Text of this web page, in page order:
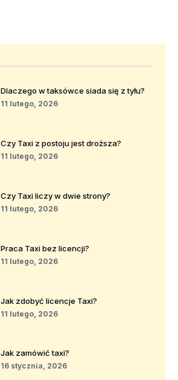
Dlaczego w taksówce siada się z tyłu?
11 lutego, 2026
Czy Taxi z postoju jest droższa?
11 lutego, 2026
Czy Taxi liczy w dwie strony?
11 lutego, 2026
Praca Taxi bez licencji?
11 lutego, 2026
Jak zdobyć licencje Taxi?
11 lutego, 2026
Jak zamówić taxi?
16 stycznia, 2026